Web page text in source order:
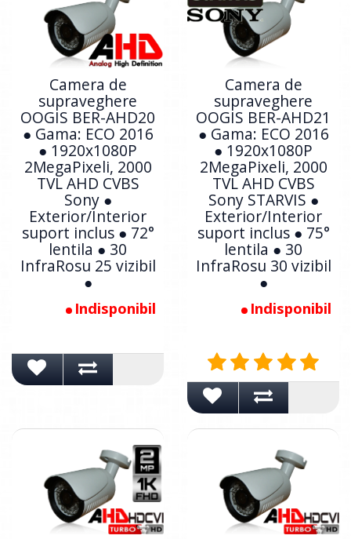
Camera de
supraveghere
OOGIS BER-AHD20
● Gama: ECO 2016
● 1920x1080P
2MegaPixeli, 2000
TVL AHD CVBS
Sony ●
Exterior/Interior
suport inclus ● 72°
lentila ● 30
InfraRosu 25 vizibil
●
Indisponibil
Camera de
supraveghere
OOGIS BER-AHD21
● Gama: ECO 2016
● 1920x1080P
2MegaPixeli, 2000
TVL AHD CVBS
Sony STARVIS ●
Exterior/Interior
suport inclus ● 75°
lentila ● 30
InfraRosu 30 vizibil
●
Indisponibil